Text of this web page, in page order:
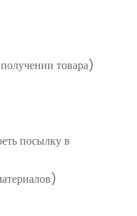
товара)
посылку в